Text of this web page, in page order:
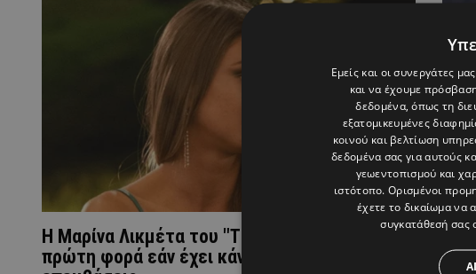
Η Μαρίνα Λικμέτα του "The Bachelor" απαντά
πρώτη φορά εάν έχει κάνει πλαστικές
Η
Εμείς και οι συνεργάτες
και να έχουμε
δεδομένα, όπως τη
εξατομικευμένες
κοινού και βελτίωση
δεδομένα σας για αυτούς
γεωεντοπισμού και
ιστότοπο. Ορισμένοι
έχετε το δικαίωμα να
συγκατάθεσή σας